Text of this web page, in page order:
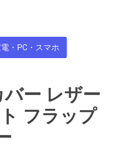
・PC・スマホ
ー レザー
フラップ